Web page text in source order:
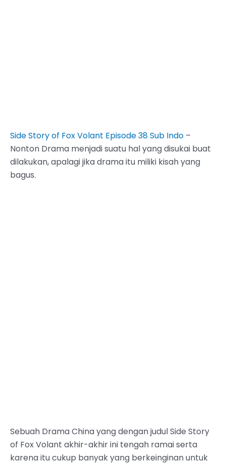
Side Story of Fox Volant Episode 38 Sub Indo –
Nonton Drama menjadi suatu hal yang disukai buat
dilakukan, apalagi jika drama itu miliki kisah yang
bagus.
Sebuah Drama China yang dengan judul Side Story
of Fox Volant akhir-akhir ini tengah ramai serta
karena itu cukup banyak yang berkeinginan untuk